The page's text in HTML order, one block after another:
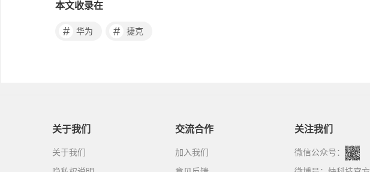
本文收录在
# 华为 # 捷克
关于我们
关于我们
交流合作
加入我们
关注我们
微信公众号：